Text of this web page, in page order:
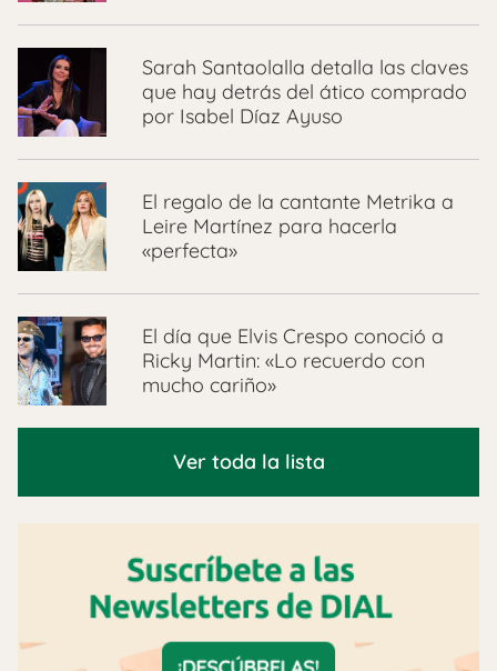
Sarah Santaolalla detalla las claves
que hay detrás del ático comprado
por Isabel Díaz Ayuso
El regalo de la cantante Metrika a
Leire Martínez para hacerla
«perfecta»
El día que Elvis Crespo conoció a
Ricky Martin: «Lo recuerdo con
mucho cariño»
Ver toda la lista